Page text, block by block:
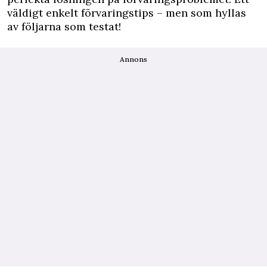
väldigt enkelt förvaringstips – men som hyllas
av följarna som testat!
Annons